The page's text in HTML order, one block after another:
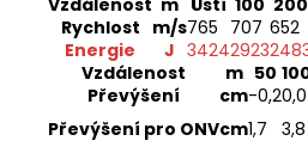
Rychlost m/s765 707 652
Energie
J 34242923
Vzdálenost
m 50
Převýšení
cm-0,20,0
Převýšení pro ONVcm1,7 3,8
SAKO
HUNTER
HLAVEŇ